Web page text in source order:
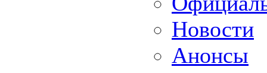
Новости
Анонсы